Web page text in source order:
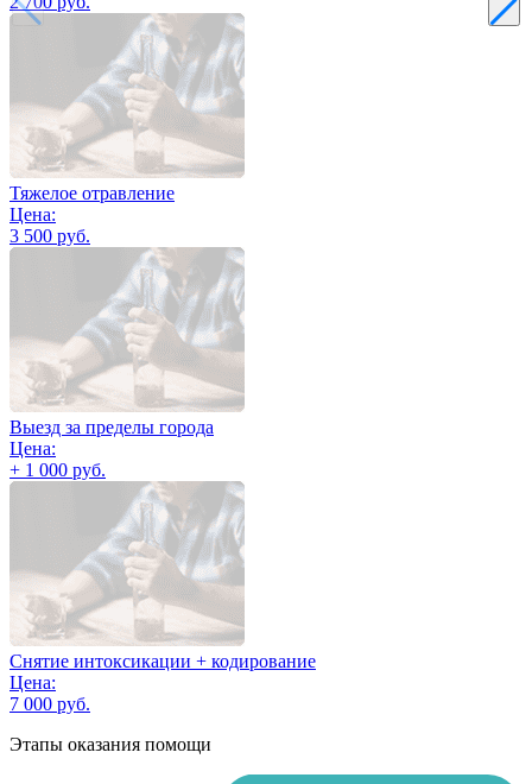
Тяжелое отравление
Цена:
3 500 руб.
Выезд за пределы города
Цена:
+ 1 000 руб.
Снятие интоксикации + кодирование
Цена:
7 000 руб.
Этапы оказания помощи